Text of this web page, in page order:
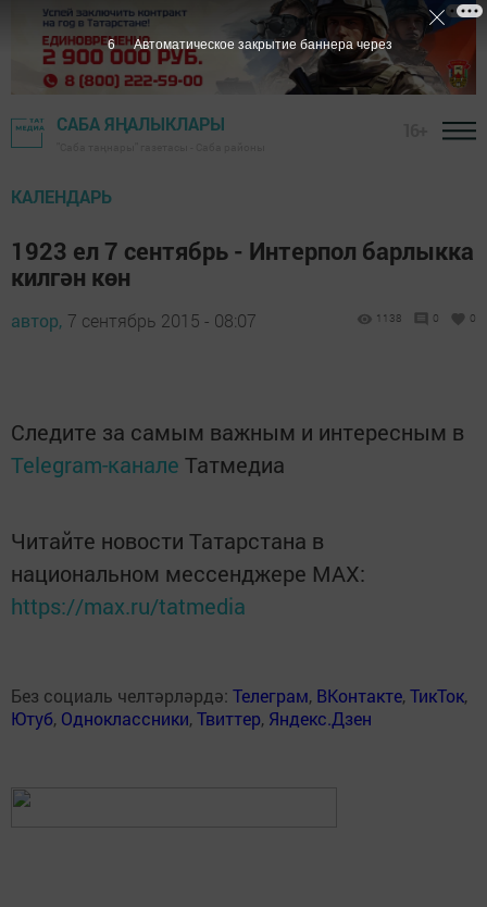
САБА ЯҢАЛЫКЛАРЫ
КАЛЕНДАРЬ
1923 ел 7 сентябрь - Интерпол барлыкка
килгән көн
автор, 7 сентябрь 2015 - 08:07 1138 0 0
Следите за самым важным и интересным в
Telegram-канале Татмедиа
Читайте новости Татарстана в
национальном мессенджере MАХ:
https://max.ru/tatmedia
Без социаль челтәрләрдә: Телеграм, ВКонтакте,ТикТок,
Ютуб, Одноклассники,Твиттер, Яндекс.Дзен
6 Автоматическое закрытие баннера через